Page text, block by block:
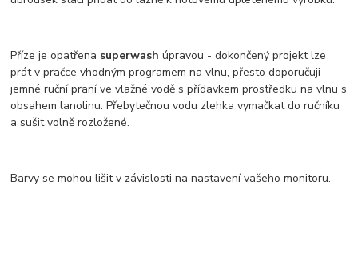
Příze je opatřena superwash úpravou - dokončený projekt lze
prát v pračce vhodným programem na vlnu, přesto doporučuji
jemné ruční praní ve vlažné vodě s přídavkem prostředku na vlnu s
obsahem lanolinu. Přebytečnou vodu zlehka vymačkat do ručníku
a sušit volně rozložené.
Barvy se mohou lišit v závislosti na nastavení vašeho monitoru.